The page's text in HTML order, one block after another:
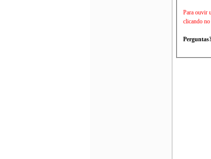
Para ouvir
clicando no